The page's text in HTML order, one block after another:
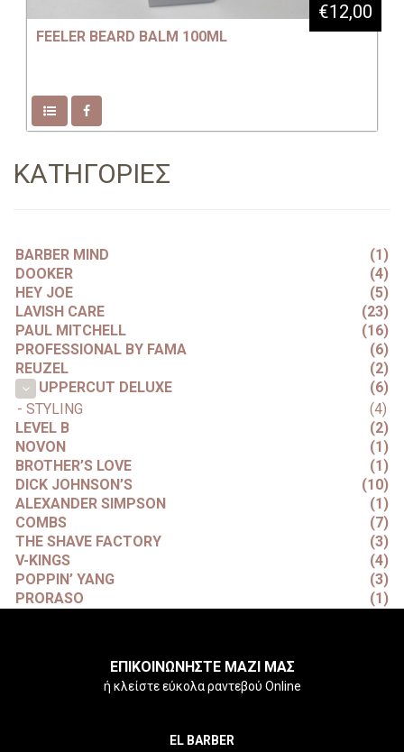
FEELER BEARD BALM 100ML
€12,00
ΚΑΤΗΓΟΡΙΕΣ
BARBER MIND
(1)
DOOKER
(4)
HEY JOE
(5)
LAVISH CARE
(23)
PAUL MITCHELL
(16)
PROFESSIONAL BY FAMA
(6)
REUZEL
(2)
UPPERCUT DELUXE
(6)
- STYLING
(4)
LEVEL B
(2)
NOVON
(1)
BROTHER’S LOVE
(1)
DICK JOHNSON’S
(10)
ALEXANDER SIMPSON
(1)
COMBS
(7)
THE SHAVE FACTORY
(3)
V-KINGS
(4)
POPPIN’ YANG
(3)
PRORASO
(1)
ΕΠΙΚΟΙΝΩΝΗΣΤΕ ΜΑΖΙ ΜΑΣ
ή κλείστε εύκολα ραντεβού Online
EL BARBER